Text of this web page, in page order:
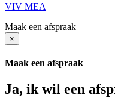
VIV MEA
Maak een afspraak
×
Maak een afspraak
Ja, ik wil een